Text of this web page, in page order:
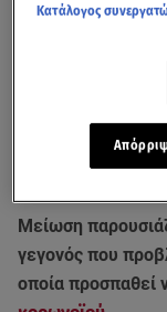
Όσα είπε ο Μάριος
παιδιά κατά την
κάλυψη στη χώρα
Μείωση
γεγονός που
οποία προσπαθεί
Κατάλογος